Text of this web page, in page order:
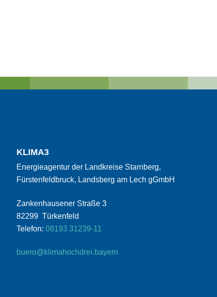
KLIMA3
Energieagentur der Landkreise Starnberg,
Fürstenfeldbruck, Landsberg am Lech gGmbH
Zankenhausener Straße 3
82299 Türkenfeld
Telefon: 08193 31239-11
buero@klimahochdrei.bayern